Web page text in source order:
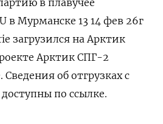
в плавучее
в Мурманске 13 14 фев 26г
загрузился на Арктик
Арктик СПГ-2
‌об отгрузках с
по ссылке.